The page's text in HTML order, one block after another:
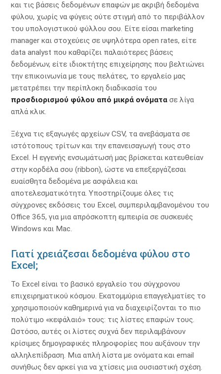
και τις βάσεις δεδομένων επαφών με ακριβή δεδομένα
φύλου, χωρίς να φύγεις ούτε στιγμή από το περιβάλλον
του υπολογιστικού φύλλου σου. Είτε είσαι marketing
manager και στοχεύεις σε υψηλότερα open rates, είτε
data analyst που καθαρίζει παλαιότερες βάσεις
δεδομένων, είτε ιδιοκτήτης επιχείρησης που βελτιώνει
την επικοινωνία με τους πελάτες, το εργαλείο μας
μετατρέπει την περίπλοκη διαδικασία του
προσδιορισμού φύλου από μικρά ονόματα σε λίγα
απλά κλικ.
Ξέχνα τις εξαγωγές αρχείων CSV, τα ανεβάσματα σε
ιστότοπους τρίτων και την επανεισαγωγή τους στο
Excel. Η εγγενής ενσωμάτωσή μας βρίσκεται κατευθείαν
στην κορδέλα σου (ribbon), ώστε να επεξεργάζεσαι
ευαίσθητα δεδομένα με ασφάλεια και
αποτελεσματικότητα. Υποστηρίζουμε όλες τις
σύγχρονες εκδόσεις του Excel, συμπεριλαμβανομένου του
Office 365, για μια απρόσκοπτη εμπειρία σε συσκευές
Windows και Mac.
Γιατί χρειάζεσαι δεδομένα φύλου στο
Excel;
Το Excel είναι το βασικό εργαλείο του σύγχρονου
επιχειρηματικού κόσμου. Εκατομμύρια επαγγελματίες το
χρησιμοποιούν καθημερινά για να διαχειρίζονται το πιο
πολύτιμο «κεφάλαιό» τους: τις λίστες επαφών τους.
Ωστόσο, αυτές οι λίστες συχνά δεν περιλαμβάνουν
κρίσιμες δημογραφικές πληροφορίες που αυξάνουν την
αλληλεπίδραση. Μια απλή λίστα με ονόματα και email
συνήθως δεν αρκεί για να χτίσεις μια ουσιαστική σχέση.